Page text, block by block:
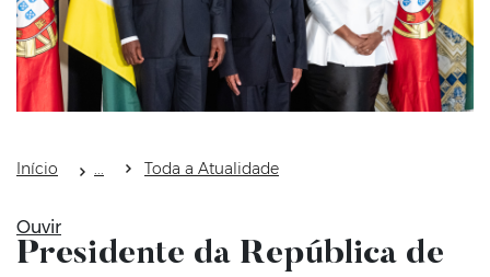
Início Toda a Atualidade
Ouvir
Presidente da República de